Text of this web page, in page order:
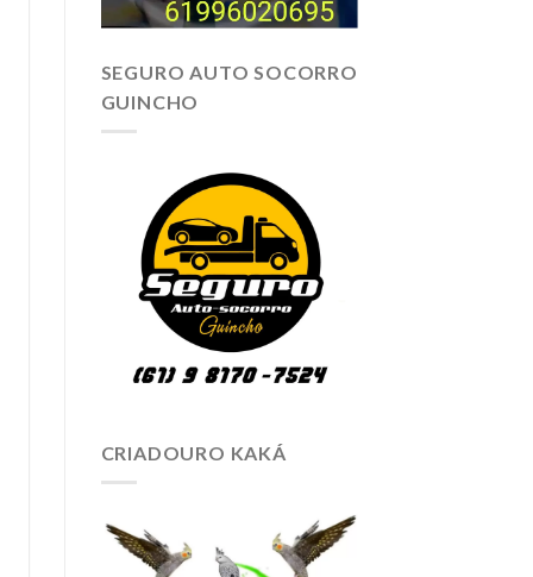
SEGURO AUTO SOCORRO
GUINCHO
CRIADOURO KAKÁ